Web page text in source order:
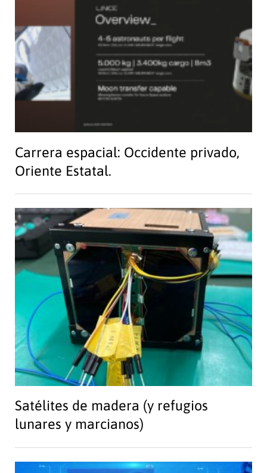
Carrera espacial: Occidente privado,
Oriente Estatal.
Satélites de madera (y refugios
lunares y marcianos)